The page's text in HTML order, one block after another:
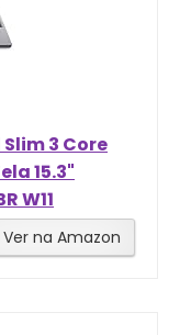
3 Core
15.3"
W11
Ver na Amazon